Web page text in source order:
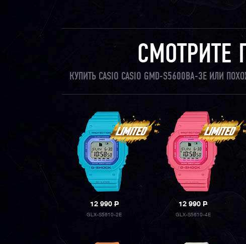
СМОТРИТЕ
КУПИТЬ CASIO CASIO GMD-S5600BA-3E ИЛИ
12 990P
GLX-S5610-2E
12 990P
GLX-S5610-4E